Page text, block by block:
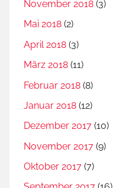
November 2018 (3)
Mai 2018 (2)
April 2018 (3)
März 2018 (11)
Februar 2018 (8)
Januar 2018 (12)
Dezember 2017 (10)
November 2017 (9)
Oktober 2017 (7)